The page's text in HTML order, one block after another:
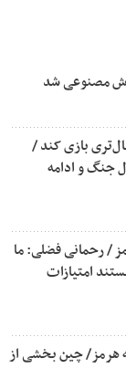
مصنوعی شد
بازی کند /
جنگ و ادامه
/ رحمانی فضلی: ما
امتیازات
هرمز/ چین بخشی از